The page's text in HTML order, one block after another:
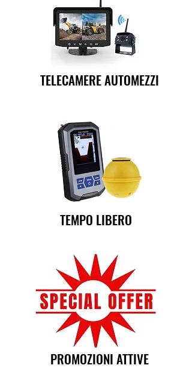
TELECAMERE AUTOMEZZI
TEMPO LIBERO
PROMOZIONI ATTIVE